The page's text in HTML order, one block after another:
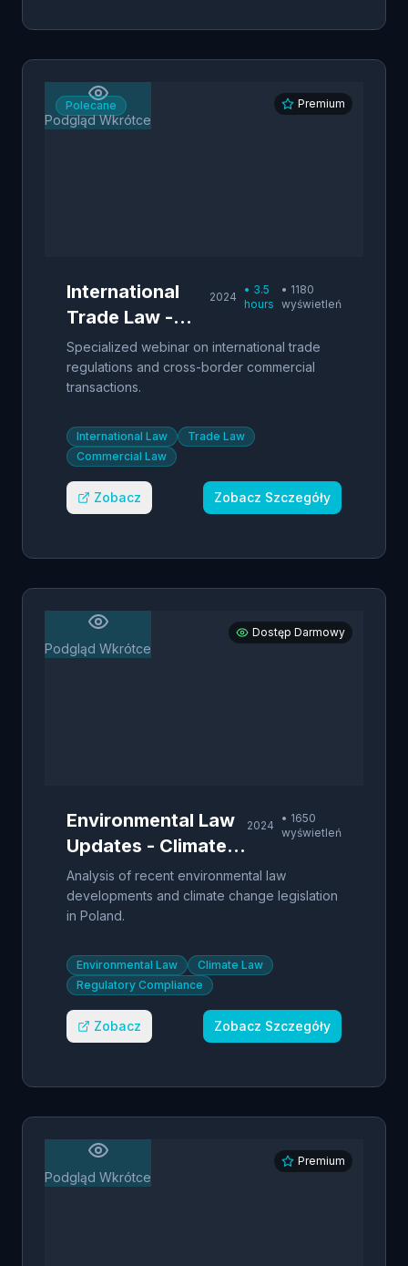
Podgląd Wkrótce
Polecane Premium
International
Trade Law -
Polish
Perspective
2024
• 3.5
hours
• 1180
wyświetleń
Specialized webinar on international trade
regulations and cross-border commercial
transactions.
International Law
Trade Law
Commercial Law
Zobacz Zobacz Szczegóły
Podgląd Wkrótce
Dostęp Darmowy
Environmental Law
Updates - Climate
Change Legislation
2024
• 1650
wyświetleń
Analysis of recent environmental law
developments and climate change legislation
in Poland.
Environmental Law
Climate Law
Regulatory Compliance
Zobacz Zobacz Szczegóły
Podgląd Wkrótce
Premium